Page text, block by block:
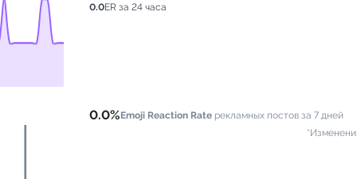
0.0ER за 24 часа
0.0%Emoji Reaction Rate рекламных постов за 7 дней